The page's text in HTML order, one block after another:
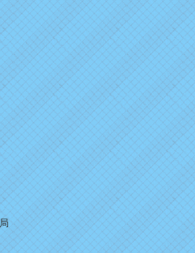
ました。
ました。
ました。
ました。